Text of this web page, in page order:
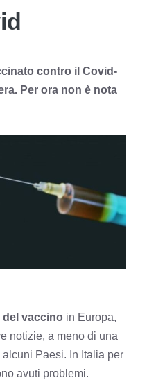
contro il Covid-
Per ora non è nota
del vaccino in Europa,
notizie, a meno di una
alcuni Paesi. In Italia per
avuti problemi.